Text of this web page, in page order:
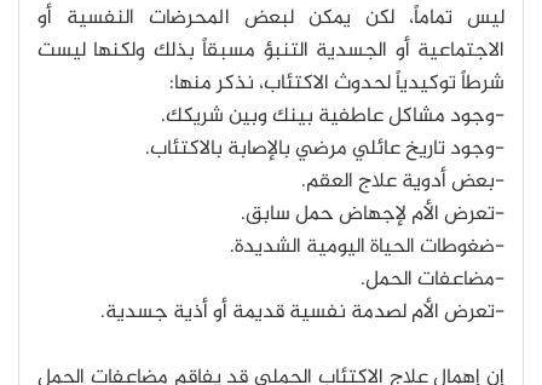
ليس تماماً، لكن يمكن لبعض المحرضات النفسية أو
الاجتماعية أو الجسدية التنبؤ مسبقاً بذلك ولكنها ليست
شرطاً توكيدياً لحدوث الاكتئاب، نذكر منها:
-وجود مشاكل عاطفية بينك وبين شريكك.
-وجود تاريخ عائلي مرضي بالإصابة بالاكتئاب.
-بعض أدوية علاج العقم.
-تعرض الأم لإجهاض حمل سابق.
-ضغوطات الحياة اليومية الشديدة.
-مضاعفات الحمل.
-تعرض الأم لصدمة نفسية قديمة أو أذية جسدية.
إن إهمال علاج الاكتئاب الحملي قد يفاقم مضاعفات الحمل